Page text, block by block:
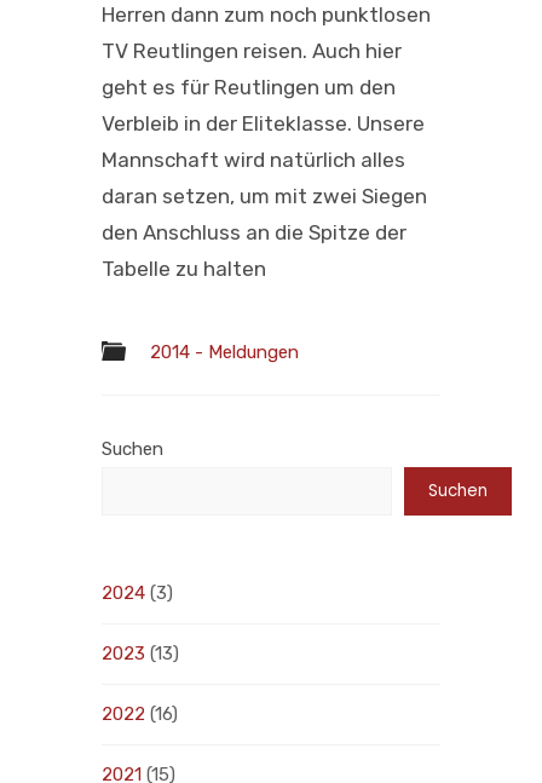
Herren dann zum noch punktlosen
TV Reutlingen reisen. Auch hier
geht es für Reutlingen um den
Verbleib in der Eliteklasse. Unsere
Mannschaft wird natürlich alles
daran setzen, um mit zwei Siegen
den Anschluss an die Spitze der
Tabelle zu halten
2014 - Meldungen
Suchen
Suchen
2024 (3)
2023 (13)
2022 (16)
2021 (15)